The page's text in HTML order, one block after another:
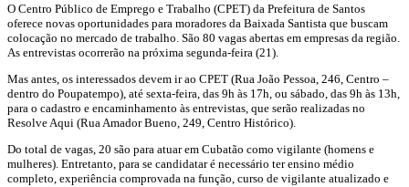
O Centro Público de Emprego e Trabalho (CPET) da Prefeitura de Santos
oferece novas oportunidades para moradores da Baixada Santista que buscam
colocação no mercado de trabalho. São 80 vagas abertas em empresas da região.
As entrevistas ocorrerão na próxima segunda-feira (21).
Mas antes, os interessados devem ir ao CPET (Rua João Pessoa, 246, Centro –
dentro do Poupatempo), até sexta-feira, das 9h às 17h, ou sábado, das 9h às 13h,
para o cadastro e encaminhamento às entrevistas, que serão realizadas no
Resolve Aqui (Rua Amador Bueno, 249, Centro Histórico).
Do total de vagas, 20 são para atuar em Cubatão como vigilante (homens e
mulheres). Entretanto, para se candidatar é necessário ter ensino médio
completo, experiência comprovada na função, curso de vigilante atualizado e